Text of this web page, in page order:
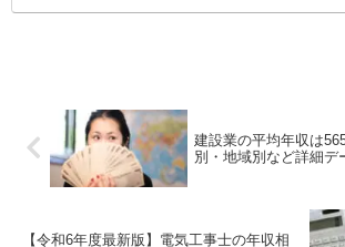
建設業の平均年収は
別・地域別など詳細デ
【令和6年度最新版】電気工事士の年収相